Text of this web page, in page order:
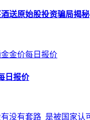
送原始股投资骗局揭秘
日报价